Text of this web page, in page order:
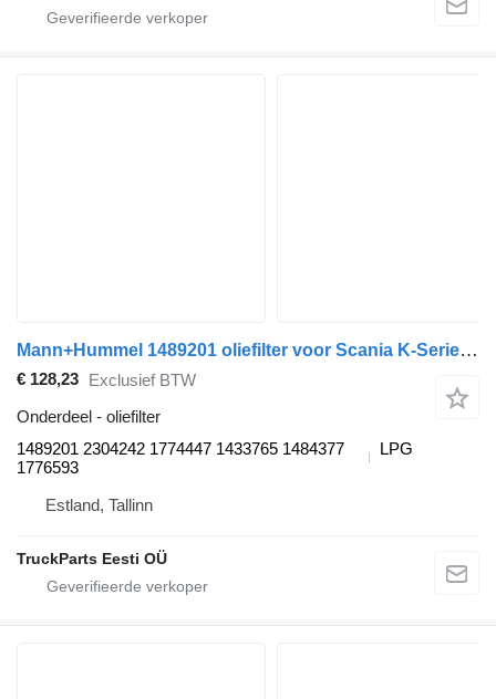
Mann+Hummel 1489201 oliefilter voor Scania K-Series (2016-) bus
€ 128,23 Exclusief BTW
Onderdeel - oliefilter
1489201 2304242 1774447 1433765 1484377
1776593
LPG
Estland, Tallinn
TruckParts Eesti OÜ